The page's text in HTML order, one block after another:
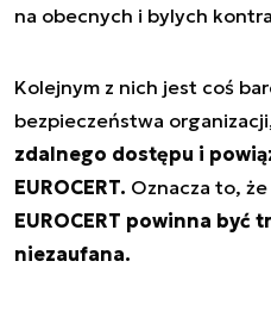
na obecnych i bylych
Kolejnym z nich jest coś
bezpieczeństwa
zdalnego dostępu i
EUROCERT. Oznacza to,
EUROCERT powinna być
niezaufana.